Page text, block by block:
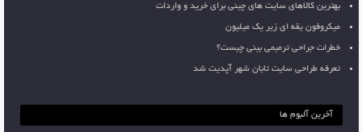
بهترین کالاهای سایت های چینی برای خرید و واردات
میکروفون یقه ای زیر یک میلیون
خطرات جراحی ترمیمی بینی چیست؟
تعرفه طراحی سایت تابان شهر آپدیت شد
آخرین آلبوم ها